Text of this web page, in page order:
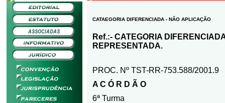
CATAEGORIA DIFERENCIADA - NÃO APLICAÇÃO
Ref.:- CATEGORIA
REPRESENTADA.
PROC. Nº TST-RR-753.588/2001.9
A C Ó R D Ã O
6ª Turma